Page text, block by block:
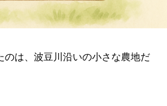
のは、波豆川沿いの小さな農地だ